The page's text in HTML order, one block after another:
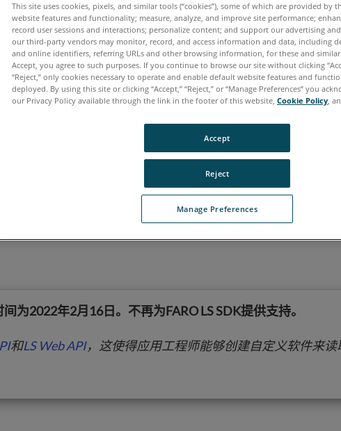
2019 2018 7.x 6.x 5.x
牙语 西班牙语 韩语
为2022年2月16日。不再为FARO LS SDK提供支持。
和LS Web API，这使得应用工程师能够创建自定义软件来读
This site uses cookies, pixels, and similar tools (“cookies”), some of which are provided by
website features and functionality; measure, analyze, and improve site performance;
record user sessions and interactions; personalize content; and support our advertising
our third-party vendors may monitor, record, and access information and data, including
and online identifiers, referring URLs and other browsing information, for these and
Accept, you agree to such purposes. If you continue to browse our site without clicking
“Reject,” only cookies necessary to operate and enable default website features and
deployed. By using this site or clicking “Accept,” “Reject,” or “Manage Preferences” you
our Privacy Policy available through the link in the footer of this website, Cookie Policy,
Manage Preferences
Reject
Accept